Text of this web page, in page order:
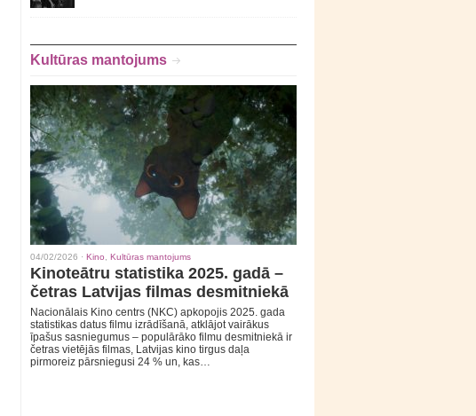
Kultūras mantojums
04/02/2026 · Kino Kultūras mantojums
Kinoteātru statistika 2025. gadā –
četras Latvijas filmas desmitniekā
Nacionālais Kino centrs (NKC) apkopojis 2025. gada
statistikas datus filmu izrādīšanā, atklājot vairākus
īpašus sasniegumus – populārāko filmu desmitniekā ir
četras vietējās filmas, Latvijas kino tirgus daļa
pirmoreiz pārsniegusi 24 % un, kas…